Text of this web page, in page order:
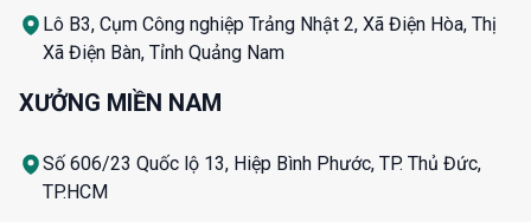
Lô B3, Cụm Công nghiệp Trảng Nhật 2, Xã Điện Hòa, Thị
Xã Điện Bàn, Tỉnh Quảng Nam
XƯỞNG MIỀN NAM
Số 606/23 Quốc lộ 13, Hiệp Bình Phước, TP. Thủ Đức,
TP.HCM